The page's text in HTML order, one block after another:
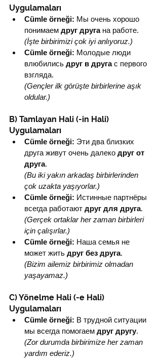
Uygulamaları
Cümle örneği: Мы очень хорошо
понимаем друг друга на работе.
(İşte birbirimizi çok iyi anlıyoruz.)
Cümle örneği: Молодые люди
влюбились друг в друга с первого
взгляда.
(Gençler ilk görüşte birbirlerine aşık
oldular.)
B) Tamlayan Hali (-in Hali)
Uygulamaları
Cümle örneği: Эти два близких
друга живут очень далеко друг от
друга.
(Bu iki yakın arkadaş birbirlerinden
çok uzakta yaşıyorlar.)
Cümle örneği: Истинные партнёры
всегда работают друг для друга.
(Gerçek ortaklar her zaman birbirleri
için çalışırlar.)
Cümle örneği: Наша семья не
может жить друг без друга.
(Bizim ailemiz birbirimiz olmadan
yaşayamaz.)
C) Yönelme Hali (-e Hali)
Uygulamaları
Cümle örneği: В трудной ситуации
мы всегда помогаем друг другу.
(Zor durumda birbirimize her zaman
yardım ederiz.)